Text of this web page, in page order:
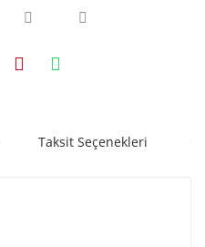
Taksit Seçenekleri